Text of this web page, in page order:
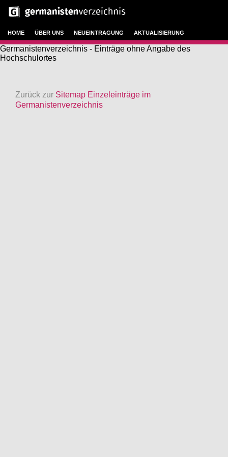
HOME ÜBER UNS NEUEINTRAGUNG AKTUALISIERUNG
Germanistenverzeichnis - Einträge ohne Angabe des
Hochschulortes
Zurück zur Sitemap Einzeleinträge im
Germanistenverzeichnis